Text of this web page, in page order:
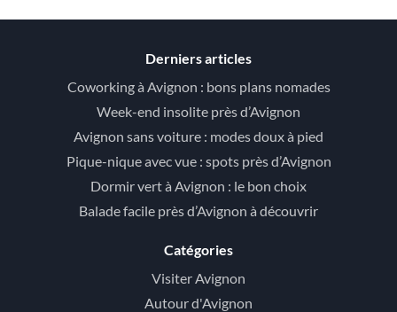
Derniers articles
Coworking à Avignon : bons plans nomades
Week-end insolite près d’Avignon
Avignon sans voiture : modes doux à pied
Pique-nique avec vue : spots près d’Avignon
Dormir vert à Avignon : le bon choix
Balade facile près d’Avignon à découvrir
Catégories
Visiter Avignon
Autour d'Avignon